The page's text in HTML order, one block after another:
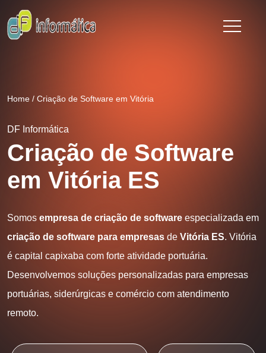
Home / Criação de Software em Vitória
DF Informática
Criação de Software
em Vitória ES
Somos empresa de criação de software especializada em
criação de software para empresas de Vitória ES. Vitória
é capital capixaba com forte atividade portuária.
Desenvolvemos soluções personalizadas para empresas
portuárias, siderúrgicas e comércio com atendimento
remoto.